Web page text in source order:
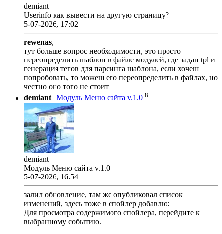
demiant
Userinfo как вывести на другую страницу?
5-07-2026, 17:02
rewenas,
тут больше вопрос необходимости, это просто
переопределить шаблон в файле модулей, где задан tpl и
генерация тегов для парсинга шаблона, если хочеш
попробовать, то можеш его переопределить в файлах, но
честно оно того не стоит
demiant| Модуль Меню сайта v.1.0 8
demiant
Модуль Меню сайта v.1.0
5-07-2026, 16:54
залил обновление, там же опубликовал список
изменений, здесь тоже в спойлер добавлю:
Для просмотра содержимого спойлера, перейдите к
выбранному событию.